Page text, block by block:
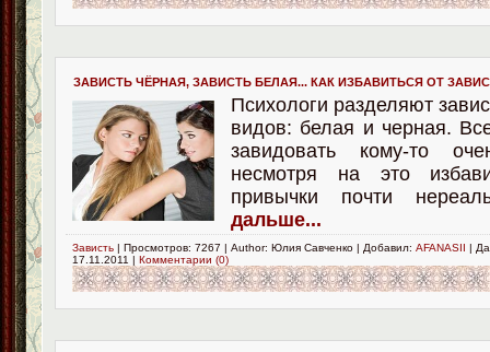
ЗАВИСТЬ ЧЁРНАЯ, ЗАВИСТЬ БЕЛАЯ... КАК ИЗБАВИТЬСЯ ОТ
Психологи разделяют
видов: белая и черная.
завидовать кому-то
несмотря на это
привычки почти
дальше...
Зависть | Просмотров: 7267 | Author: Юлия Савченко | Добавил: AFANASII |
17.11.2011 | Комментарии (0)